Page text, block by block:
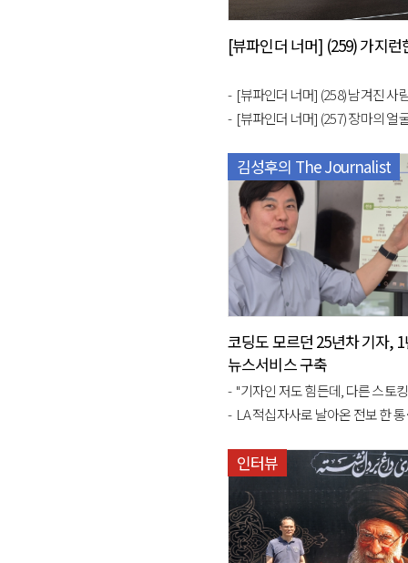
[뷰파인더 너머] (259) 가지런
[뷰파인더 너머] (258) 남겨진 사
[뷰파인더 너머] (257) 장마의 얼
김성후의 The Journalist
코딩도 모르던 25년차 기자,
뉴스서비스 구축
"기자인 저도 힘든데, 다른 스토킹 피해자는
LA 적십자사로 날아온 전보 한 통… 46년전
인터뷰